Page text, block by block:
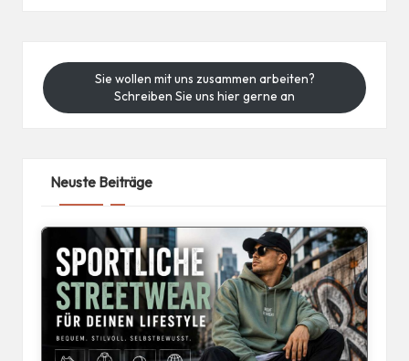
Sie wollen mit uns zusammen arbeiten?
Schreiben Sie uns hier gerne an
Neuste Beiträge